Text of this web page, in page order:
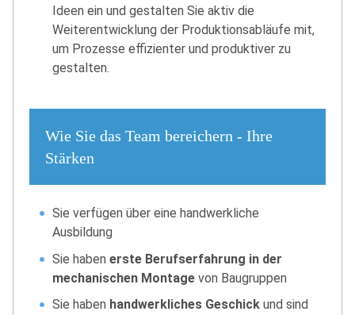
Ideen ein und gestalten Sie aktiv die
Weiterentwicklung der Produktionsabläufe mit,
um Prozesse effizienter und produktiver zu
gestalten.
Wie Sie das Team bereichern - Ihre
Stärken
Sie verfügen über eine handwerkliche
Ausbildung
Sie habenerste Berufserfahrung in der
mechanischen Montage von Baugruppen
Sie haben handwerkliches Geschick und sind